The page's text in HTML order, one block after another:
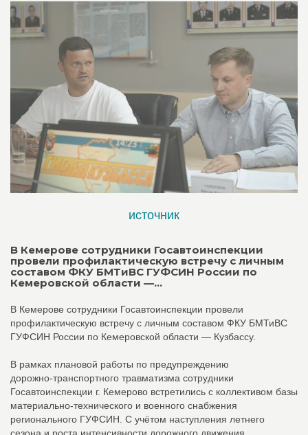
источник
В Кемерове сотрудники Госавтоинспекции
провели профилактическую встречу с личным
составом ФКУ БМТиВС ГУФСИН России по
Кемеровской области —...
В Кемерове сотрудники Госавтоинспекции провели
профилактическую встречу с личным составом ФКУ БМТиВС
ГУФСИН России по Кемеровской области — Кузбассу.
В рамках плановой работы по предупреждению
дорожно‑транспортного травматизма сотрудники
Госавтоинспекции г. Кемерово встретились с коллективом базы
материально‑технического и военного снабжения
регионального ГУФСИН. С учётом наступления летнего
сезона и роста интенсивности дорожного движения